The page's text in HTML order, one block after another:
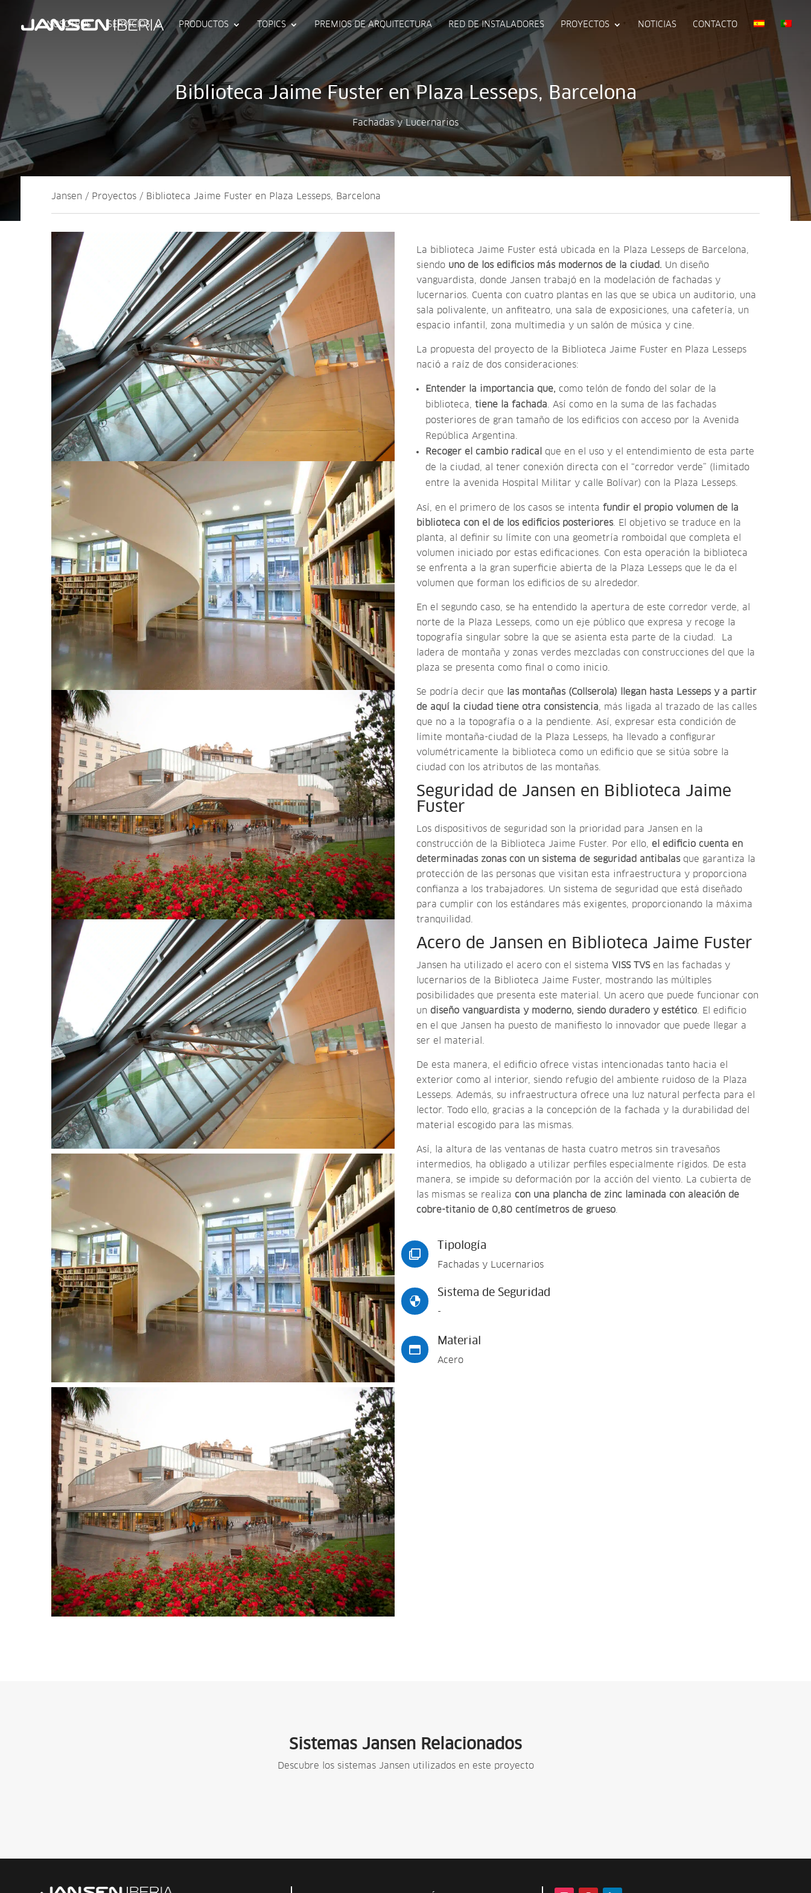
NOSOTROS SERVICIOS PRODUCTOS TOPICS PREMIOS DE ARQUITECTURA RED DE INSTALADORES PROYECTOS NOTICIAS CONTACTO
Biblioteca Jaime Fuster en Plaza Lesseps, Barcelona
Fachadas y Lucernarios
Jansen / Proyectos / Biblioteca Jaime Fuster en Plaza Lesseps, Barcelona
La biblioteca Jaime Fuster está ubicada en la Plaza Lesseps de Barcelona,
siendo uno de los edificios más modernos de la ciudad. Un diseño
vanguardista, donde Jansen trabajó en la modelación de fachadas y
lucernarios. Cuenta con cuatro plantas en las que se ubica un auditorio, una
sala polivalente, un anfiteatro, una sala de exposiciones, una cafetería, un
espacio infantil, zona multimedia y un salón de música y cine.
La propuesta del proyecto de la Biblioteca Jaime Fuster en Plaza Lesseps
nació a raíz de dos consideraciones:
Entender la importancia que, como telón de fondo del solar de la
biblioteca, tiene la fachada. Así como en la suma de las fachadas
posteriores de gran tamaño de los edificios con acceso por la Avenida
República Argentina.
Recoger el cambio radical que en el uso y el entendimiento de esta parte
de la ciudad, al tener conexión directa con el “corredor verde” (limitado
entre la avenida Hospital Militar y calle Bolívar) con la Plaza Lesseps.
Así, en el primero de los casos se intenta fundir el propio volumen de la
biblioteca con el de los edificios posteriores. El objetivo se traduce en la
planta, al definir su límite con una geometría romboidal que completa el
volumen iniciado por estas edificaciones. Con esta operación la biblioteca
se enfrenta a la gran superficie abierta de la Plaza Lesseps que le da el
volumen que forman los edificios de su alrededor.
En el segundo caso, se ha entendido la apertura de este corredor verde, al
norte de la Plaza Lesseps, como un eje público que expresa y recoge la
topografía singular sobre la que se asienta esta parte de la ciudad. La
ladera de montaña y zonas verdes mezcladas con construcciones del que la
plaza se presenta como final o como inicio.
Se podría decir que
las montañas (Collserola) llegan hasta Lesseps y a partir
de aquí la ciudad tiene otra consistencia, más ligada al trazado de las calles
que no a la topografía o a la pendiente. Así, expresar esta condición de
límite montaña-ciudad de la Plaza Lesseps, ha llevado a configurar
volumétricamente la biblioteca como un edificio que se sitúa sobre la
ciudad con los atributos de las montañas.
Seguridad de Jansen en Biblioteca Jaime
Fuster
Los dispositivos de seguridad son la prioridad para Jansen en la
construcción de la Biblioteca Jaime Fuster. Por ello, el edificio cuenta en
determinadas zonas con un sistema de seguridad antibalasque garantiza la
protección de las personas que visitan esta infraestructura y proporciona
confianza a los trabajadores. Un sistema de seguridad que está diseñado
para cumplir con los estándares más exigentes, proporcionando la máxima
tranquilidad.
Acero de Jansen en Biblioteca Jaime Fuster
Jansen ha utilizado el acero con el sistema VISS TVSen las fachadas y
lucernarios de la Biblioteca Jaime Fuster, mostrando las múltiples
posibilidades que presenta este material. Un acero que puede funcionar con
un diseño vanguardista y moderno, siendo duradero y estético. El edificio
en el que Jansen ha puesto de manifiesto lo innovador que puede llegar a
ser el material.
De esta manera, el edificio ofrece vistas intencionadas tanto hacia el
exterior como al interior, siendo refugio del ambiente ruidoso de la Plaza
Lesseps. Además, su infraestructura ofrece una luz natural perfecta para el
lector. Todo ello, gracias a la concepción de la fachada y la durabilidad del
material escogido para las mismas.
Así, la altura de las ventanas de hasta cuatro metros sin travesaños
intermedios, ha obligado a utilizar perfiles especialmente rígidos. De esta
manera, se impide su deformación por la acción del viento. La cubierta de
las mismas se realiza con una plancha de zinc laminada con aleación de
cobre-titanio de 0,80 centímetros de grueso.

Tipología
Fachadas y Lucernarios

Sistema de Seguridad
-

Material
Acero
Sistemas Jansen Relacionados
Descubre los sistemas Jansen utilizados en este proyecto